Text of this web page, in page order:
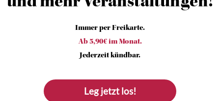
Immer per Freikarte.
Ab 5,90€ im Monat.
Jederzeit kündbar.
Leg jetzt los!